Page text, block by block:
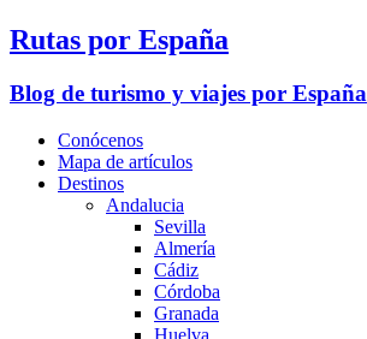
Rutas por España
Blog de turismo y viajes por España
Conócenos
Mapa de artículos
Destinos
Andalucia
Sevilla
Almería
Cádiz
Córdoba
Granada
Huelva